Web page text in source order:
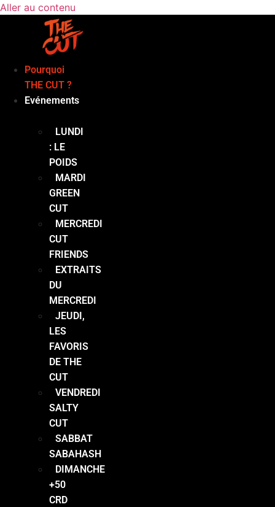
Aller au contenu
Pourquoi
THE CUT ?
Evénements
LUNDI
: LE
POIDS
MARDI
GREEN
CUT
MERCREDI
CUT
FRIENDS
EXTRAITS
DU
MERCREDI
JEUDI,
LES
FAVORIS
DE THE
CUT
VENDREDI
SALTY
CUT
SABBAT
SABAHASH
DIMANCHE
+50
CRD